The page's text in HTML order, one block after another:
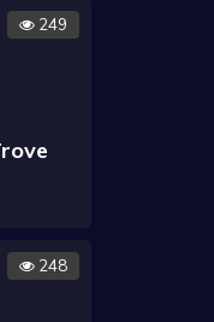
249
248